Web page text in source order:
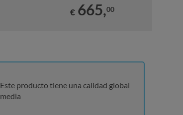
€ 665,00
Este producto tiene una calidad global
media